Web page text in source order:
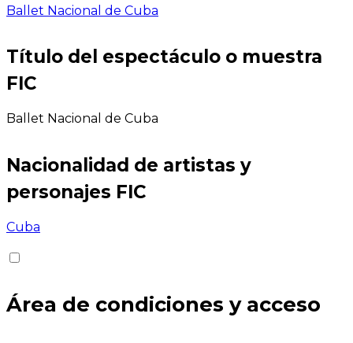
Ballet Nacional de Cuba
Título del espectáculo o muestra
FIC
Ballet Nacional de Cuba
Nacionalidad de artistas y
personajes FIC
Cuba
Área de condiciones y acceso